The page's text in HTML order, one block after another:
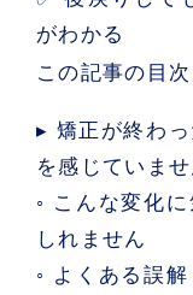
がわかる
この記事の目次
▸ 矯正が終わ
を感じていませ
◦ こんな変化
しれません
◦ よくある誤